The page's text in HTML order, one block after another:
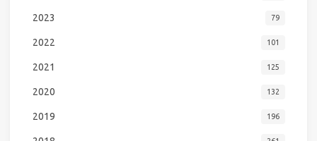
2023 79
2022 101
2021 125
2020 132
2019 196